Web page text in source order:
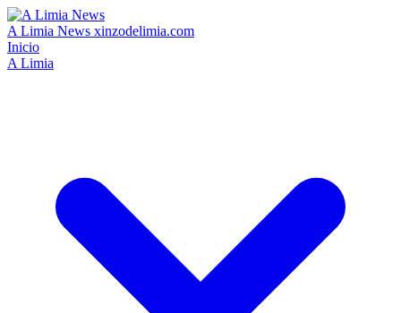
A Limia News xinzodelimia.com
Inicio
A Limia